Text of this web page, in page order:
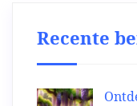
Recente